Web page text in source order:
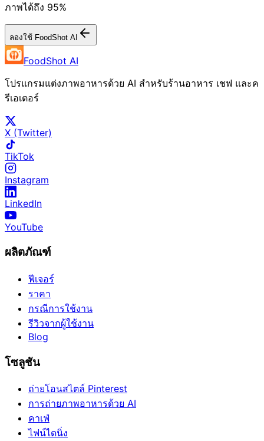
ภาพได้ถึง 95%
ลองใช้ FoodShot AI
FoodShot AI
โปรแกรมแต่งภาพอาหารด้วย AI สำหรับร้านอาหาร เชฟ และค
รีเอเตอร์
X (Twitter)
TikTok
Instagram
LinkedIn
YouTube
ผลิตภัณฑ์
ฟีเจอร์
ราคา
กรณีการใช้งาน
รีวิวจากผู้ใช้งาน
Blog
โซลูชัน
ถ่ายโอนสไตล์ Pinterest
การถ่ายภาพอาหารด้วย AI
คาเฟ่
ไฟน์ไดนิ่ง